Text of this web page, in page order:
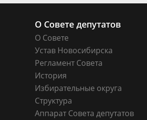
О Совете депутатов
О Совете
Устав Новосибирска
Регламент Совета
История
Избирательные округа
Структура
Аппарат Совета депутатов